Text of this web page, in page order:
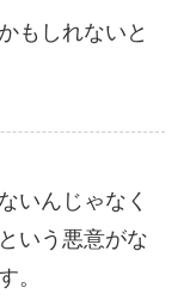
もしれないと
いんじゃなく
いう悪意がな
。